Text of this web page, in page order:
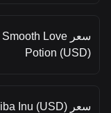
سعر Smooth Love
Potion (USD)
سعر Shiba Inu (USD)